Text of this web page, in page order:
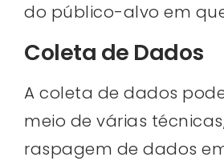
do público-alvo em
Coleta de Dados
A coleta de dados
meio de várias
raspagem de dados